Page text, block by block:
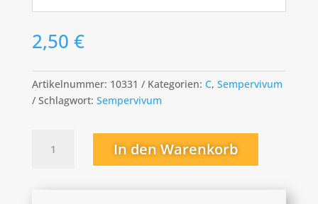
2,50 €
Artikelnummer: 10331 Kategorien: C, Sempervivum
Schlagwort: Sempervivum
Menge
In den Warenkorb